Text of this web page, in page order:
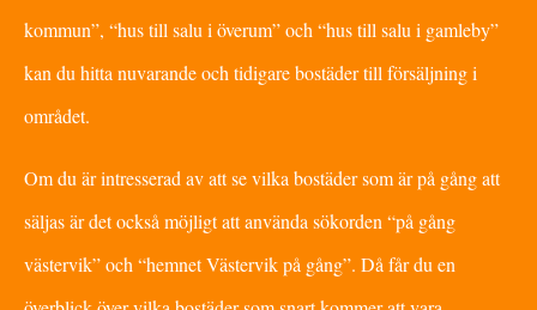
kommun”, “hus till salu i överum” och “hus till salu i gamleby”
kan du hitta nuvarande och tidigare bostäder till försäljning i
området.
Om du är intresserad av att se vilka bostäder som är på gång att
säljas är det också möjligt att använda sökorden “på gång
västervik” och “hemnet Västervik på gång”. Då får du en